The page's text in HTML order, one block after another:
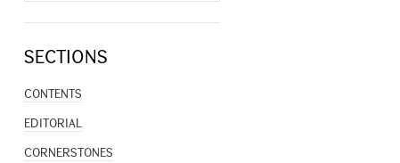
SECTIONS
CONTENTS
EDITORIAL
CORNERSTONES